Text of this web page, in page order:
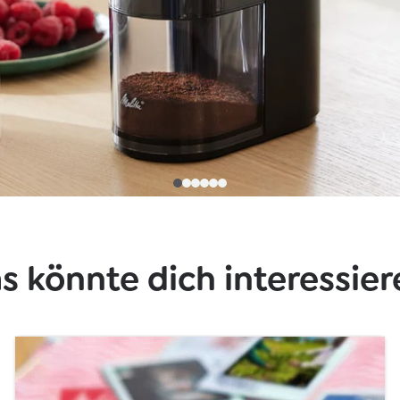
könnte dich